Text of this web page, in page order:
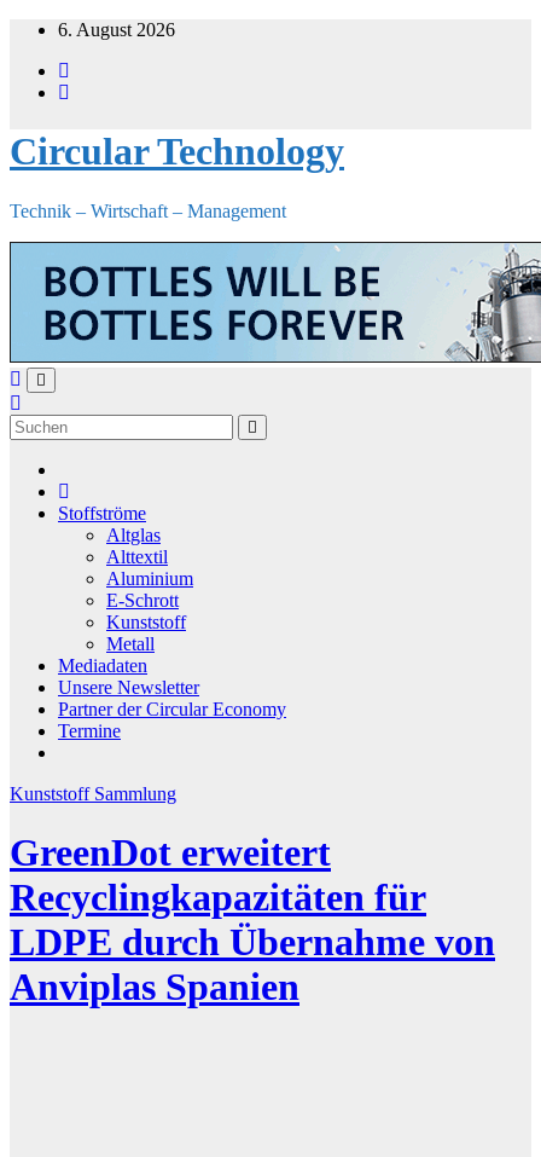
Zum
springen
6. August 2026
Circular Technology
Technik – Wirtschaft – Management
Stoffströme
Altglas
Alttextil
Aluminium
E-Schrott
Kunststoff
Metall
Mediadaten
Unsere Newsletter
Partner der Circular Economy
Termine
Kunststoff Sammlung
GreenDot erweitert
Recyclingkapazitäten für
LDPE durch Übernahme von
Anviplas Spanien